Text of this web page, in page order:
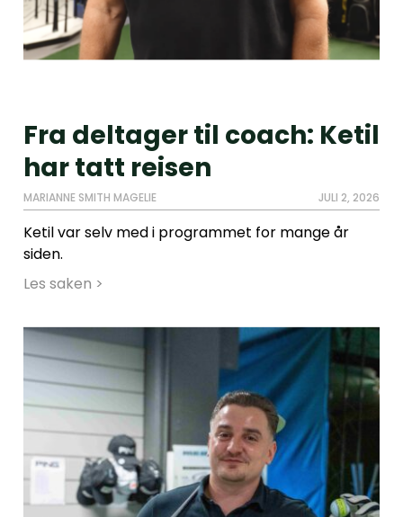
Fra deltager til coach: Ketil
har tatt reisen
MARIANNE SMITH MAGELIE JULI 2, 2026
Ketil var selv med i programmet for mange år
siden.
Les saken >